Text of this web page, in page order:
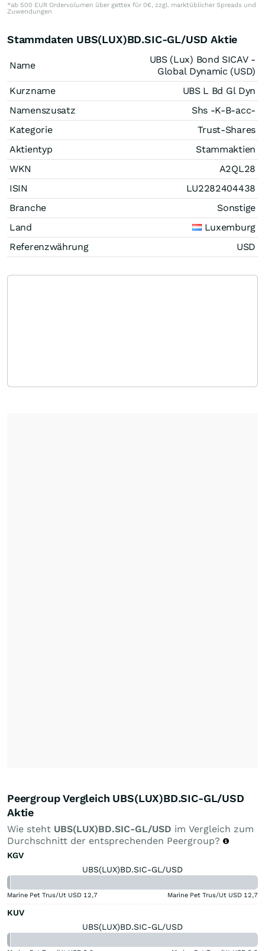
*ab 500 EUR Ordervolumen über gettex für 0€, zzgl. marktüblicher Spreads und
Zuwendungen
Stammdaten UBS(LUX)BD.SIC-GL/USD Aktie
Name
UBS (Lux) Bond SICAV -
Global Dynamic (USD)
Kurzname
UBS L Bd Gl Dyn
Namenszusatz
Shs -K-B-acc-
Kategorie
Trust-Shares
Aktientyp
Stammaktien
WKN
A2QL28
ISIN
LU2282404438
Branche
Sonstige
Land
Luxemburg
Referenzwährung
USD
Peergroup Vergleich UBS(LUX)BD.SIC-GL/USD
Aktie
Wie steht UBS(LUX)BD.SIC-GL/USD im Vergleich zum
Durchschnitt der entsprechenden Peergroup?
KGV
UBS(LUX)BD.SIC-GL/USD
Marine Pet Trus/Ut USD 12,7 Marine Pet Trus/Ut USD 12,7
KUV
UBS(LUX)BD.SIC-GL/USD